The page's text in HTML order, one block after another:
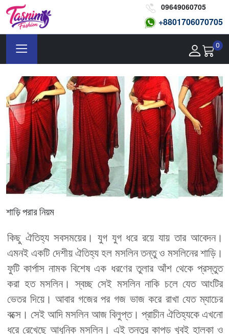
09649060705
+8801706070705
0
শাড়ি পরার নিয়ম
কিছু ঐতিহ্য সবসময়ের। যুগ যুগ ধরে রয়ে যায় তার আবেদন।
এমনই একটি দেশীয় ঐতিহ্য হল মসলিন তন্তু ও মসলিনের শাড়ি।
ফুটি কার্পাস নামক বিশেষ এক ধরণের তুলার আঁশ থেকে প্রস্তুত
করা হত মসলিন। স্বচ্ছ সেই মসলিন নাকি চলে যেত আংটির
ভেতর দিয়ে। আবার গজের পর গজ ভাজ করে রাখা যেত ম্যাচের
বক্সে। সেই আদি মসলিন আজ বিলুপ্ত। প্রাচীন ঐতিহ্যকে এখনো
ধরে রেখেছে আধুনিক মসলিন। এই তন্তুর কাপড় খুবই হালকা ও